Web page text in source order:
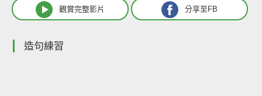
觀賞完整影片 分享至FB
造句練習